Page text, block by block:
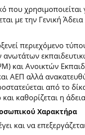
που
με την Γενική
περιεχόμενο
Ανοικτών
ΑΕΠ αλλά
από το
καθορίζεται η
Χαρακτήρα
και να